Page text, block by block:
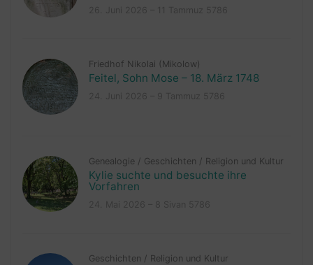
Friedhof Nikolai (Mikolow)
Feitel, Sohn Mose – 18. März 1748
Genealogie / Geschichten / Religion und Kultur
Kylie suchte und besuchte ihre
Vorfahren
Geschichten / Religion und Kultur